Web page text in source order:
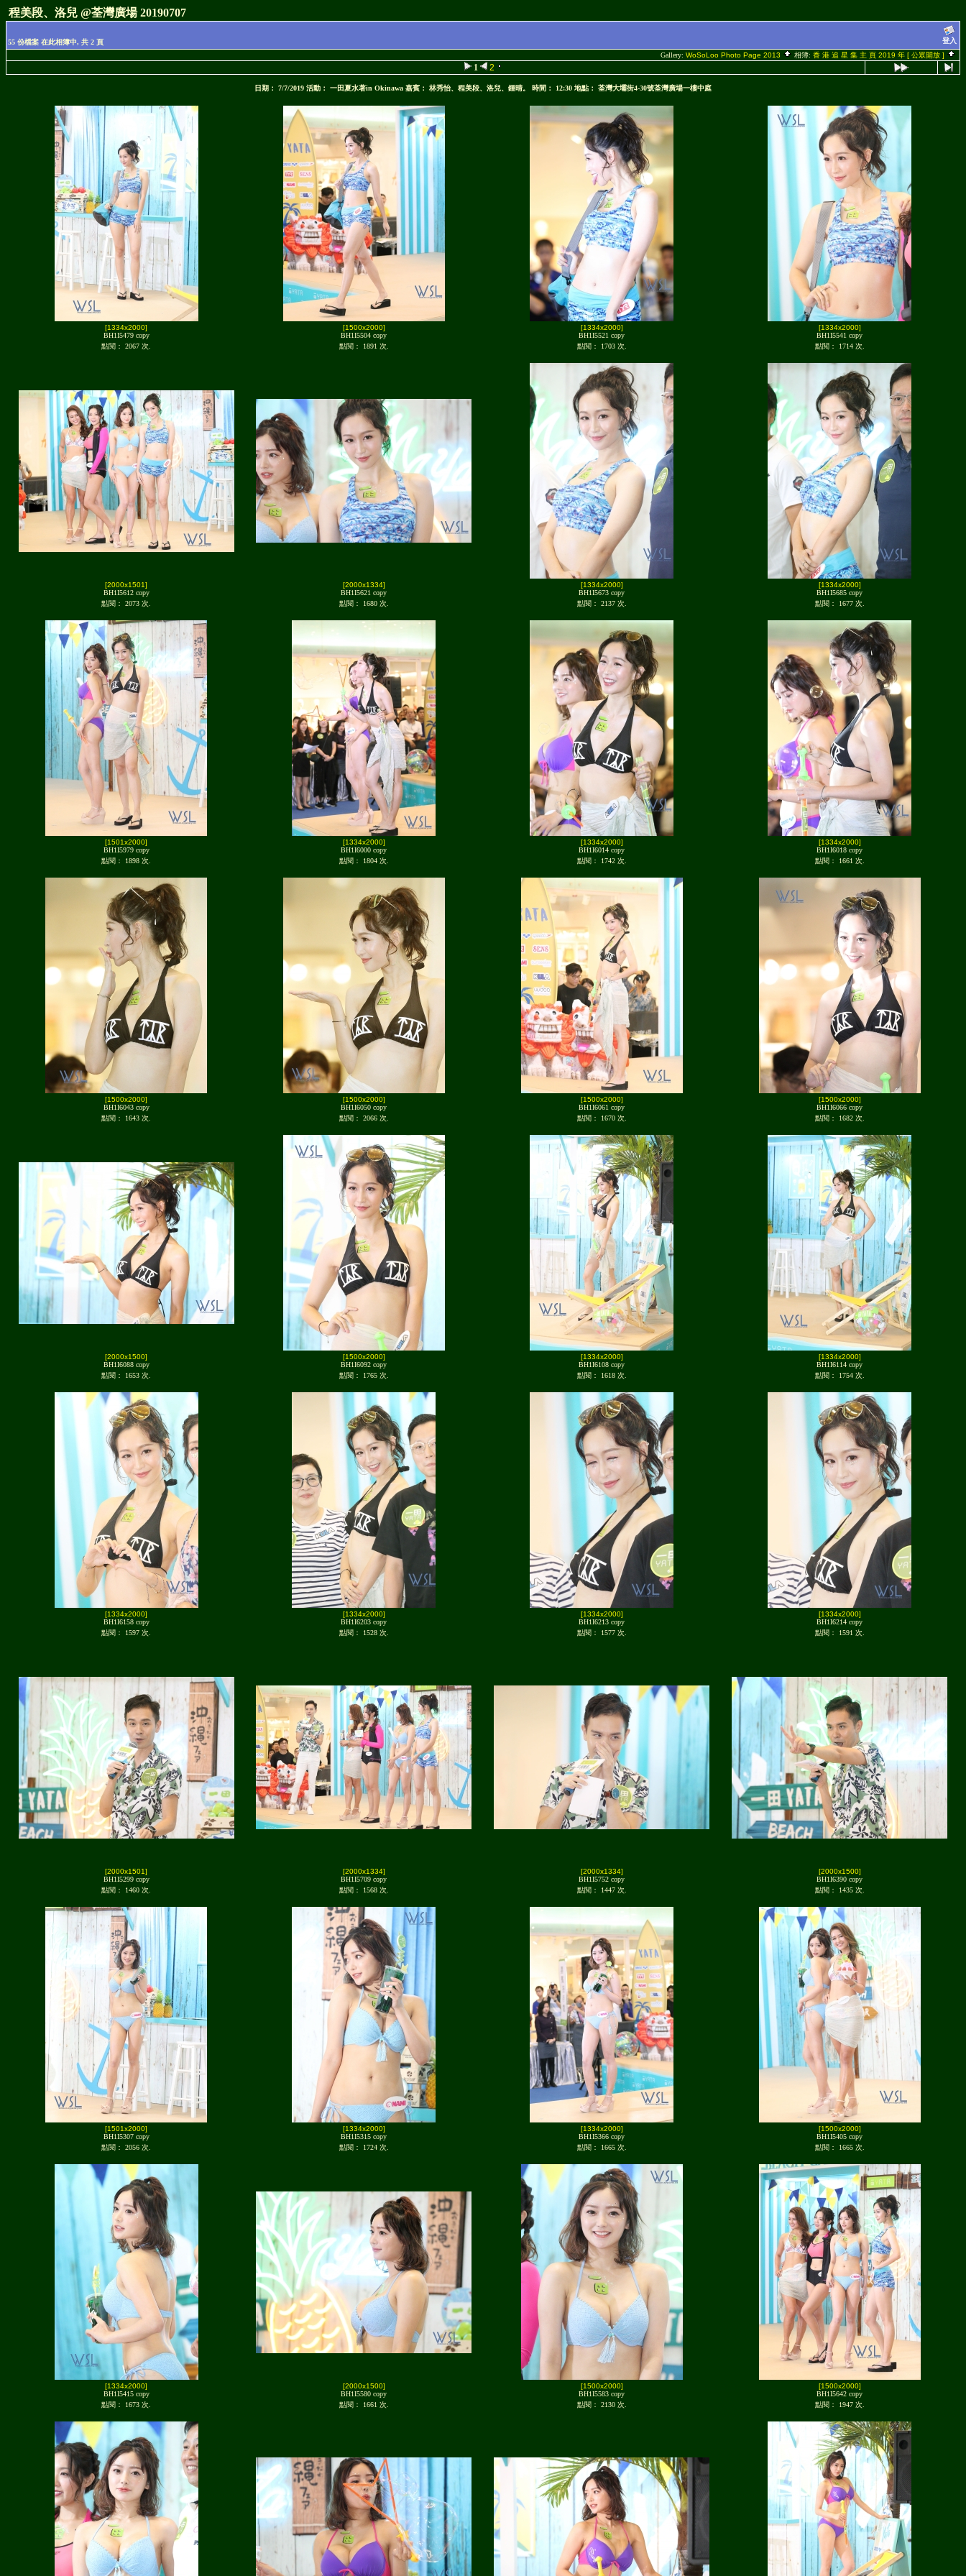
程美段、洛兒 @荃灣廣場 20190707
55 份檔案 在此相簿中, 共 2 頁
登入
Gallery: WoSoLoo Photo Page 2013 相簿: 香 港 追 星 集 主 頁 2019 年 [ 公眾開放 ]
1 2
日期： 7/7/2019 活動： 一田夏水著in Okinawa 嘉賓： 林秀怡、程美段、洛兒、鍾晴。 時間： 12:30 地點： 荃灣大壩街4-30號荃灣廣場一樓中庭
[1334x2000]
BH1I5479 copy
點閱： 2067 次.
[1500x2000]
BH1I5504 copy
點閱： 1891 次.
[1334x2000]
BH1I5521 copy
點閱： 1703 次.
[1334x2000]
BH1I5541 copy
點閱： 1714 次.
[2000x1501]
BH1I5612 copy
點閱： 2073 次.
[2000x1334]
BH1I5621 copy
點閱： 1680 次.
[1334x2000]
BH1I5673 copy
點閱： 2137 次.
[1334x2000]
BH1I5685 copy
點閱： 1677 次.
[1501x2000]
BH1I5979 copy
點閱： 1898 次.
[1334x2000]
BH1I6000 copy
點閱： 1804 次.
[1334x2000]
BH1I6014 copy
點閱： 1742 次.
[1334x2000]
BH1I6018 copy
點閱： 1661 次.
[1500x2000]
BH1I6043 copy
點閱： 1643 次.
[1500x2000]
BH1I6050 copy
點閱： 2066 次.
[1500x2000]
BH1I6061 copy
點閱： 1670 次.
[1500x2000]
BH1I6066 copy
點閱： 1682 次.
[2000x1500]
BH1I6088 copy
點閱： 1653 次.
[1500x2000]
BH1I6092 copy
點閱： 1765 次.
[1334x2000]
BH1I6108 copy
點閱： 1618 次.
[1334x2000]
BH1I6114 copy
點閱： 1754 次.
[1334x2000]
BH1I6158 copy
點閱： 1597 次.
[1334x2000]
BH1I6203 copy
點閱： 1528 次.
[1334x2000]
BH1I6213 copy
點閱： 1577 次.
[1334x2000]
BH1I6214 copy
點閱： 1591 次.
[2000x1501]
BH1I5299 copy
點閱： 1460 次.
[2000x1334]
BH1I5709 copy
點閱： 1568 次.
[2000x1334]
BH1I5752 copy
點閱： 1447 次.
[2000x1500]
BH1I6390 copy
點閱： 1435 次.
[1501x2000]
BH1I5307 copy
點閱： 2056 次.
[1334x2000]
BH1I5315 copy
點閱： 1724 次.
[1334x2000]
BH1I5366 copy
點閱： 1665 次.
[1500x2000]
BH1I5405 copy
點閱： 1665 次.
[1334x2000]
BH1I5415 copy
點閱： 1673 次.
[2000x1500]
BH1I5580 copy
點閱： 1661 次.
[1500x2000]
BH1I5583 copy
點閱： 2130 次.
[1500x2000]
BH1I5642 copy
點閱： 1947 次.